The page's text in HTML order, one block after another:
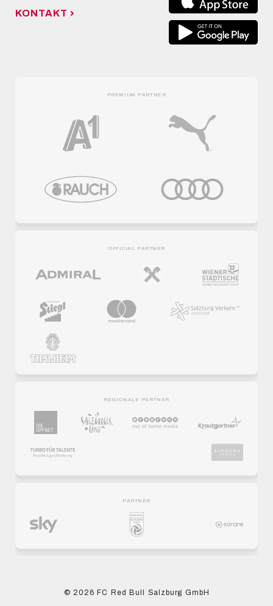
KONTAKT
PREMIUM PARTNER
OFFICIAL PARTNER
REGIONALE PARTNER
PARTNER
© 2026 FC Red Bull Salzburg GmbH